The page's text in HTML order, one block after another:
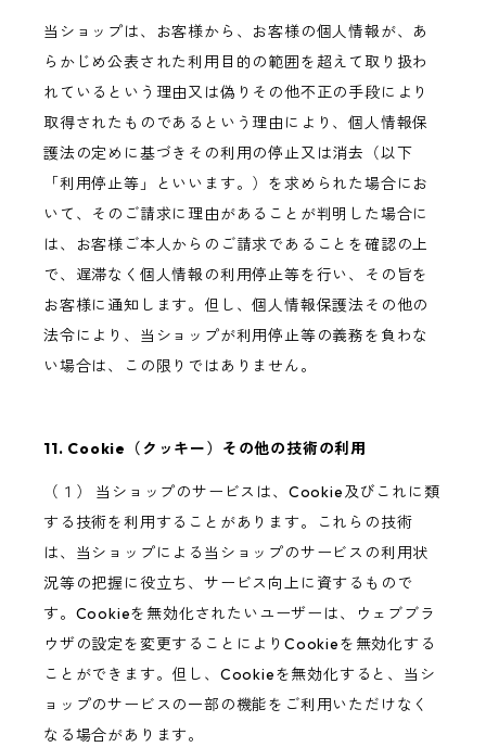
当ショップは、お客様から、お客様の個人情報が、あ
らかじめ公表された利用目的の範囲を超えて取り扱わ
れているという理由又は偽りその他不正の手段により
取得されたものであるという理由により、個人情報保
護法の定めに基づきその利用の停止又は消去（以下
「利用停止等」といいます。）を求められた場合にお
いて、そのご請求に理由があることが判明した場合に
は、お客様ご本人からのご請求であることを確認の上
で、遅滞なく個人情報の利用停止等を行い、その旨を
お客様に通知します。但し、個人情報保護法その他の
法令により、当ショップが利用停止等の義務を負わな
い場合は、この限りではありません。
11. Cookie（クッキー）その他の技術の利用
（１） 当ショップのサービスは、Cookie及びこれに類
する技術を利用することがあります。これらの技術
は、当ショップによる当ショップのサービスの利用状
況等の把握に役立ち、サービス向上に資するもので
す。Cookieを無効化されたいユーザーは、ウェブブラ
ウザの設定を変更することによりCookieを無効化する
ことができます。但し、Cookieを無効化すると、当シ
ョップのサービスの一部の機能をご利用いただけなく
なる場合があります。